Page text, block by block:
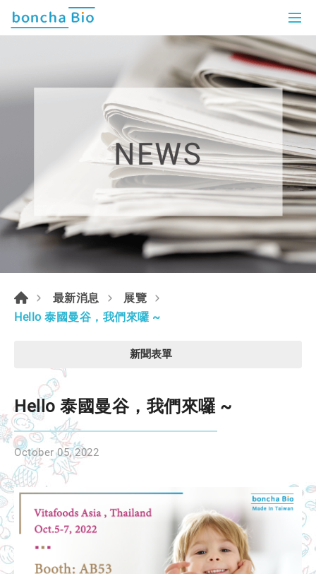
最新消息
展覽
Hello 泰國曼谷，我們來囉 ~
新聞表單
Hello 泰國曼谷，我們來囉 ~
October 05, 2022